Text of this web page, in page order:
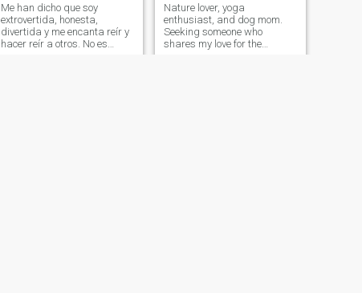
Me han dicho que soy
extrovertida, honesta,
divertida y me encanta reír y
hacer reír a otros. No es
Nature lover, yoga
enthusiast, and dog mom.
Seeking someone who
shares my love for the